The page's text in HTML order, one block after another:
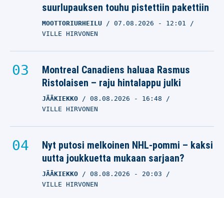
suurlupauksen touhu pistettiin pakettiin
MOOTTORIURHEILU 07.08.2026 - 12:01
VILLE HIRVONEN
Montreal Canadiens haluaa Rasmus
Ristolaisen – raju hintalappu julki
JÄÄKIEKKO 08.08.2026 - 16:48
VILLE HIRVONEN
Nyt putosi melkoinen NHL-pommi – kaksi
uutta joukkuetta mukaan sarjaan?
JÄÄKIEKKO 08.08.2026 - 20:03
VILLE HIRVONEN